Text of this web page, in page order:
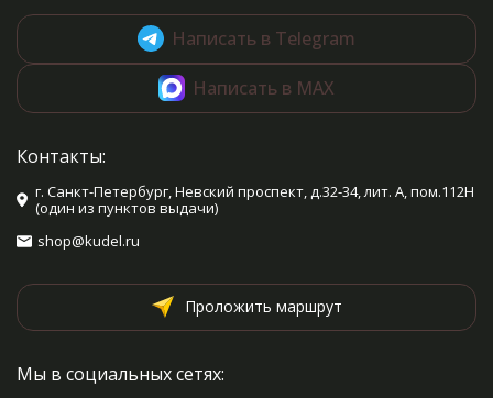
Написать в Telegram
Написать в MAX
Контакты:
г. Санкт-Петербург, Невский проспект, д.32-34, лит. А, пом.112Н
(один из пунктов выдачи)
shop@kudel.ru
Проложить маршрут
Мы в социальных сетях: